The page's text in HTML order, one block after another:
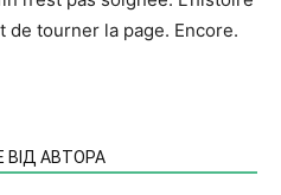
de tourner la page. Encore.
ВІД АВТОРА